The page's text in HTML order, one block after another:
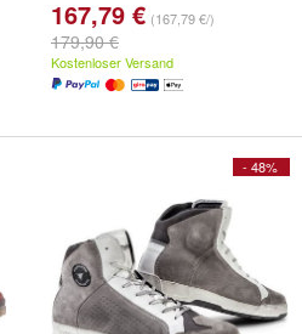
167,79 € (167,79 €/)
179,90 €
Kostenloser Versand
- 48%